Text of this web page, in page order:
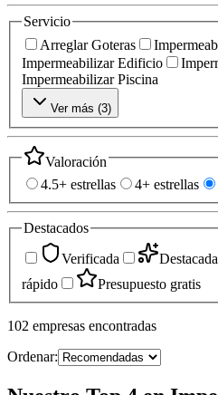
Servicio
Arreglar Goteras
Impermeabilizar Edificio
Impermeabilizar Piscina
Ver más (3)
Valoración
4.5+ estrellas
4+ estrellas
Destacados
Verificada
Destacada
rápido
Presupuesto gratis
102 empresas encontradas
Ordenar: